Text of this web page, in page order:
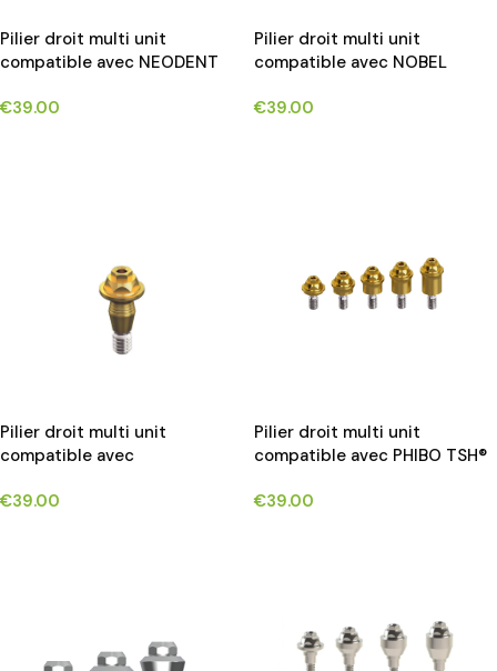
Pilier droit multi unit
compatible avec NEODENT
GM,TITAMAX GM)® implants*
€39.00
Pilier droit multi unit
compatible avec NOBEL
implants*
€39.00
Pilier droit multi unit
compatible avec
implants*
€39.00
Pilier droit multi unit
compatible avec PHIBO TSH®
€39.00